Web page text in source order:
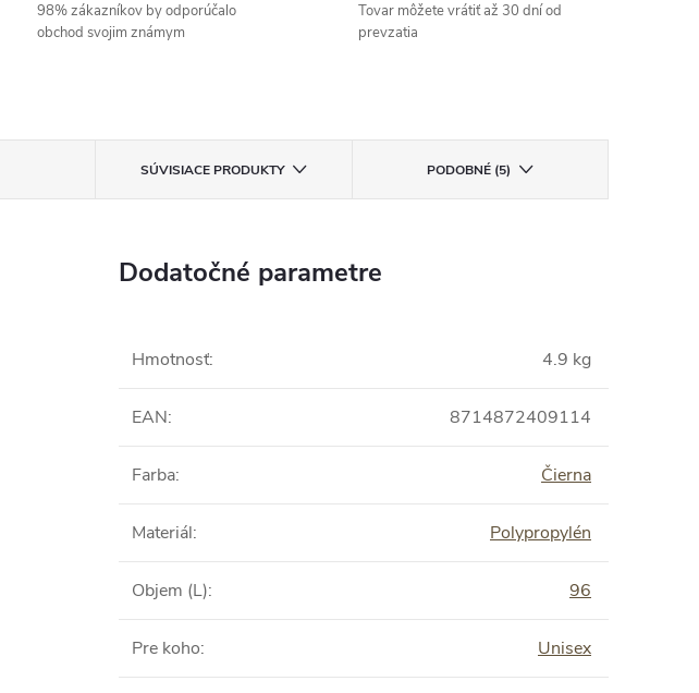
98% zákazníkov by odporúčalo
obchod svojim známym
Tovar môžete vrátiť až 30 dní od
prevzatia
SÚVISIACE PRODUKTY PODOBNÉ (5)
Dodatočné parametre
Hmotnosť: 4.9 kg
EAN: 8714872409114
Farba: Čierna
Materiál: Polypropylén
Objem (L): 96
Pre koho: Unisex